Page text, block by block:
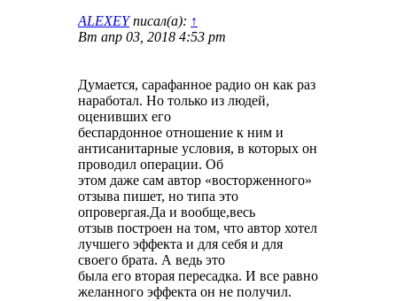
ALEXEYписал(а): ↑
Вт апр 03, 2018 4:53 pm
Думается, сарафанное радио он как раз
наработал. Но только из людей,
оценивших его
беспардонное отношение к ним и
антисанитарные условия, в которых он
проводил операции. Об
этом даже сам автор «восторженного»
отзыва пишет, но типа это
опровергая.Да и вообще,весь
отзыв построен на том, что автор хотел
лучшего эффекта и для себя и для
своего брата. А ведь это
была его вторая пересадка. И все равно
желанного эффекта он не получил.